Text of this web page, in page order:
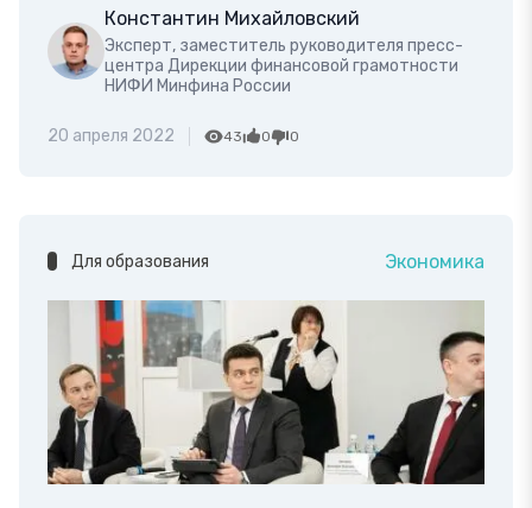
Константин Михайловский
Эксперт, заместитель руководителя пресс-
центра Дирекции финансовой грамотности
НИФИ Минфина России
20 апреля 2022 43 0 0
Для образования Экономика